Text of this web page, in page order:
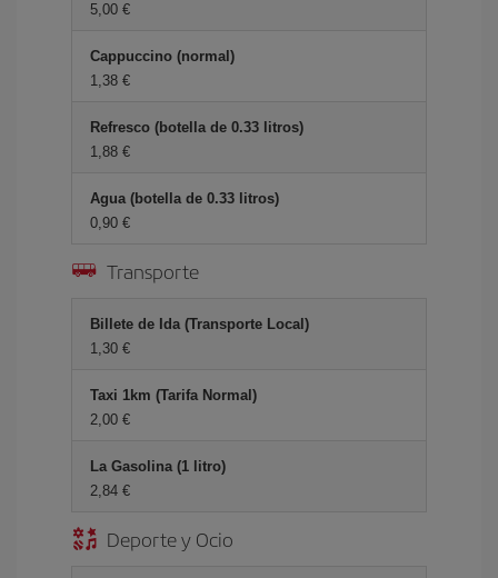
5,00 €
Cappuccino (normal)
1,38 €
Refresco (botella de 0.33 litros)
1,88 €
Agua (botella de 0.33 litros)
0,90 €
Transporte
Billete de Ida (Transporte Local)
1,30 €
Taxi 1km (Tarifa Normal)
2,00 €
La Gasolina (1 litro)
2,84 €
Deporte y Ocio